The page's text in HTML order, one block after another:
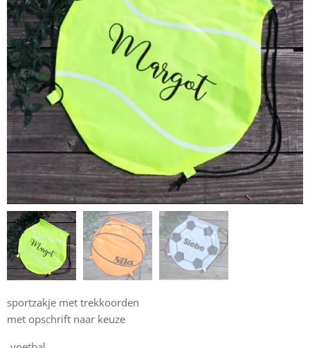
sportzakje met trekkoorden
met opschrift naar keuze